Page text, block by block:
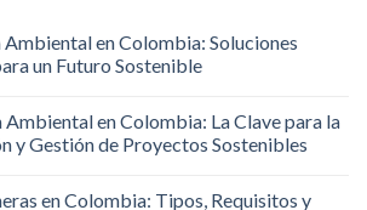
en Colombia: Soluciones
un Futuro Sostenible
en Colombia: La Clave para la
y Gestión de Proyectos Sostenibles
en Colombia: Tipos, Requisitos y